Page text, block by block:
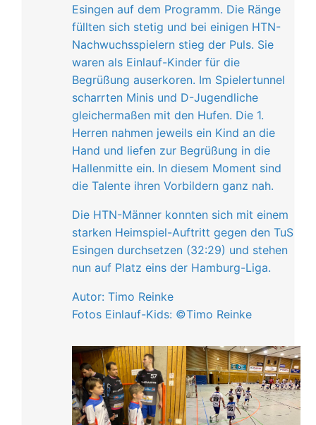
Esingen auf dem Programm. Die Ränge
füllten sich stetig und bei einigen HTN-
Nachwuchsspielern stieg der Puls. Sie
waren als Einlauf-Kinder für die
Begrüßung auserkoren. Im Spielertunnel
scharrten Minis und D-Jugendliche
gleichermaßen mit den Hufen. Die 1.
Herren nahmen jeweils ein Kind an die
Hand und liefen zur Begrüßung in die
Hallenmitte ein. In diesem Moment sind
die Talente ihren Vorbildern ganz nah.
Die HTN-Männer konnten sich mit einem
starken Heimspiel-Auftritt gegen den TuS
Esingen durchsetzen (32:29) und stehen
nun auf Platz eins der Hamburg-Liga.
Autor: Timo Reinke
Fotos Einlauf-Kids: ©Timo Reinke